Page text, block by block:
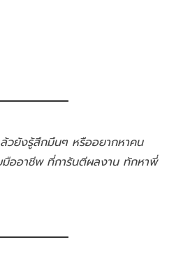
วยังรู้สึกมึนๆ หรืออยากหาคน
ออาชีพ ที่การันตีผลงาน ทักหาพี่